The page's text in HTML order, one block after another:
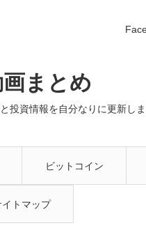
まとめ
投資情報を自分なりに更新しま
ビットコイン
イトマップ